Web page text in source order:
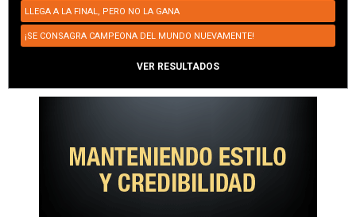
LLEGA A LA FINAL, PERO NO LA GANA
¡SE CONSAGRA CAMPEONA DEL MUNDO NUEVAMENTE!
VER RESULTADOS